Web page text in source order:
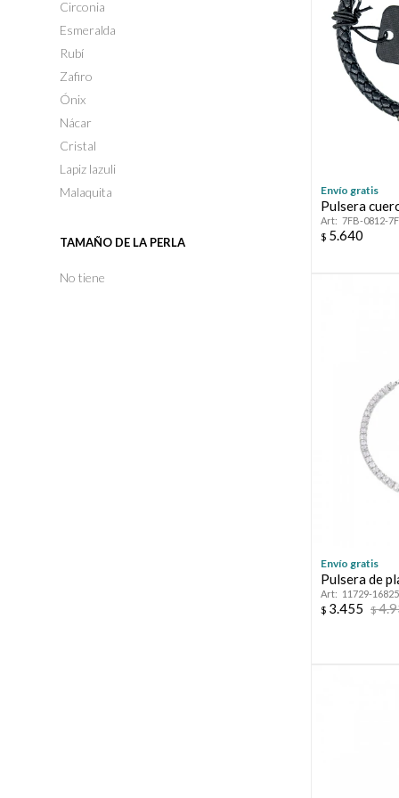
Envío gratis
Pulsera
7FB-0812-
$ 5.640
Envío gratis
Pulsera de
11729-
$ 3.455 $
Circonia
Esmeralda
Rubí
Zafiro
Ónix
Nácar
Cristal
Lapiz lazuli
Malaquita
TAMAÑO DE LA PERLA
No tiene